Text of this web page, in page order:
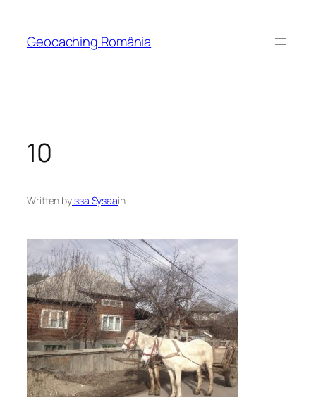
content
Geocaching România
10
Written byIssa Sysaain